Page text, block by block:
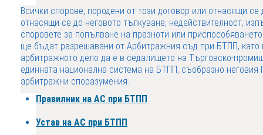
Всички спорове, породени от този договор или отнасящи
отнасящи се до неговото тълкуване, недействителност,
споровете за попълване на празноти или
ще бъдат разрешавани от Арбитражния съд при БТПП, като
арбитражното дело да е в седалището на Търговско-
единната национална система на БТПП, съобразно неговия
арбитражни споразумения.
Правилник на АС при БТПП
Устав на АС при БТПП